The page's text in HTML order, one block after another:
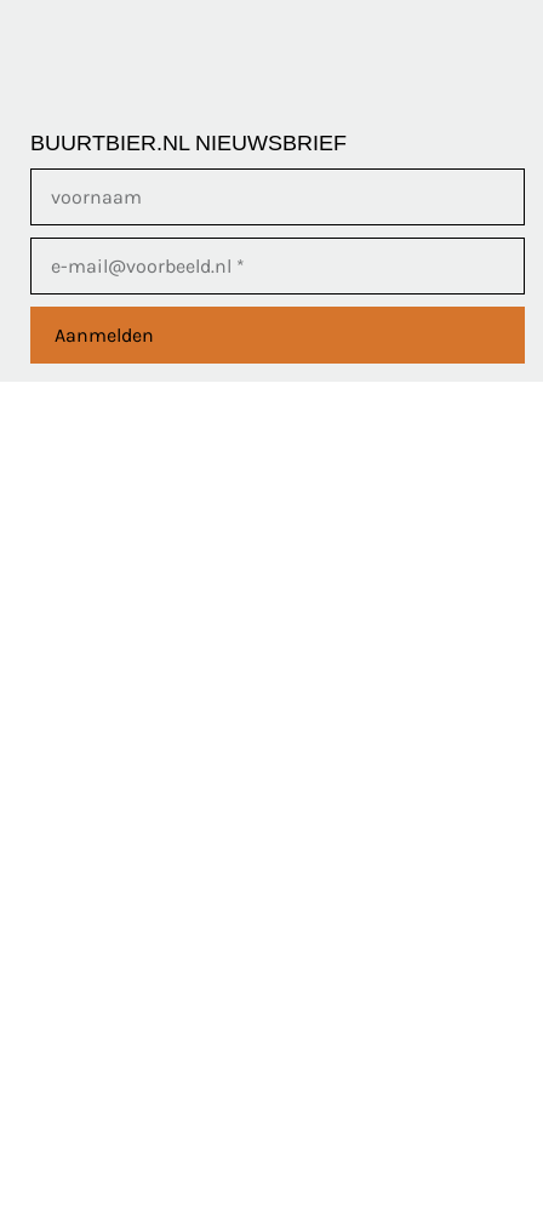
BUURTBIER.NL NIEUWSBRIEF
Aanmelden